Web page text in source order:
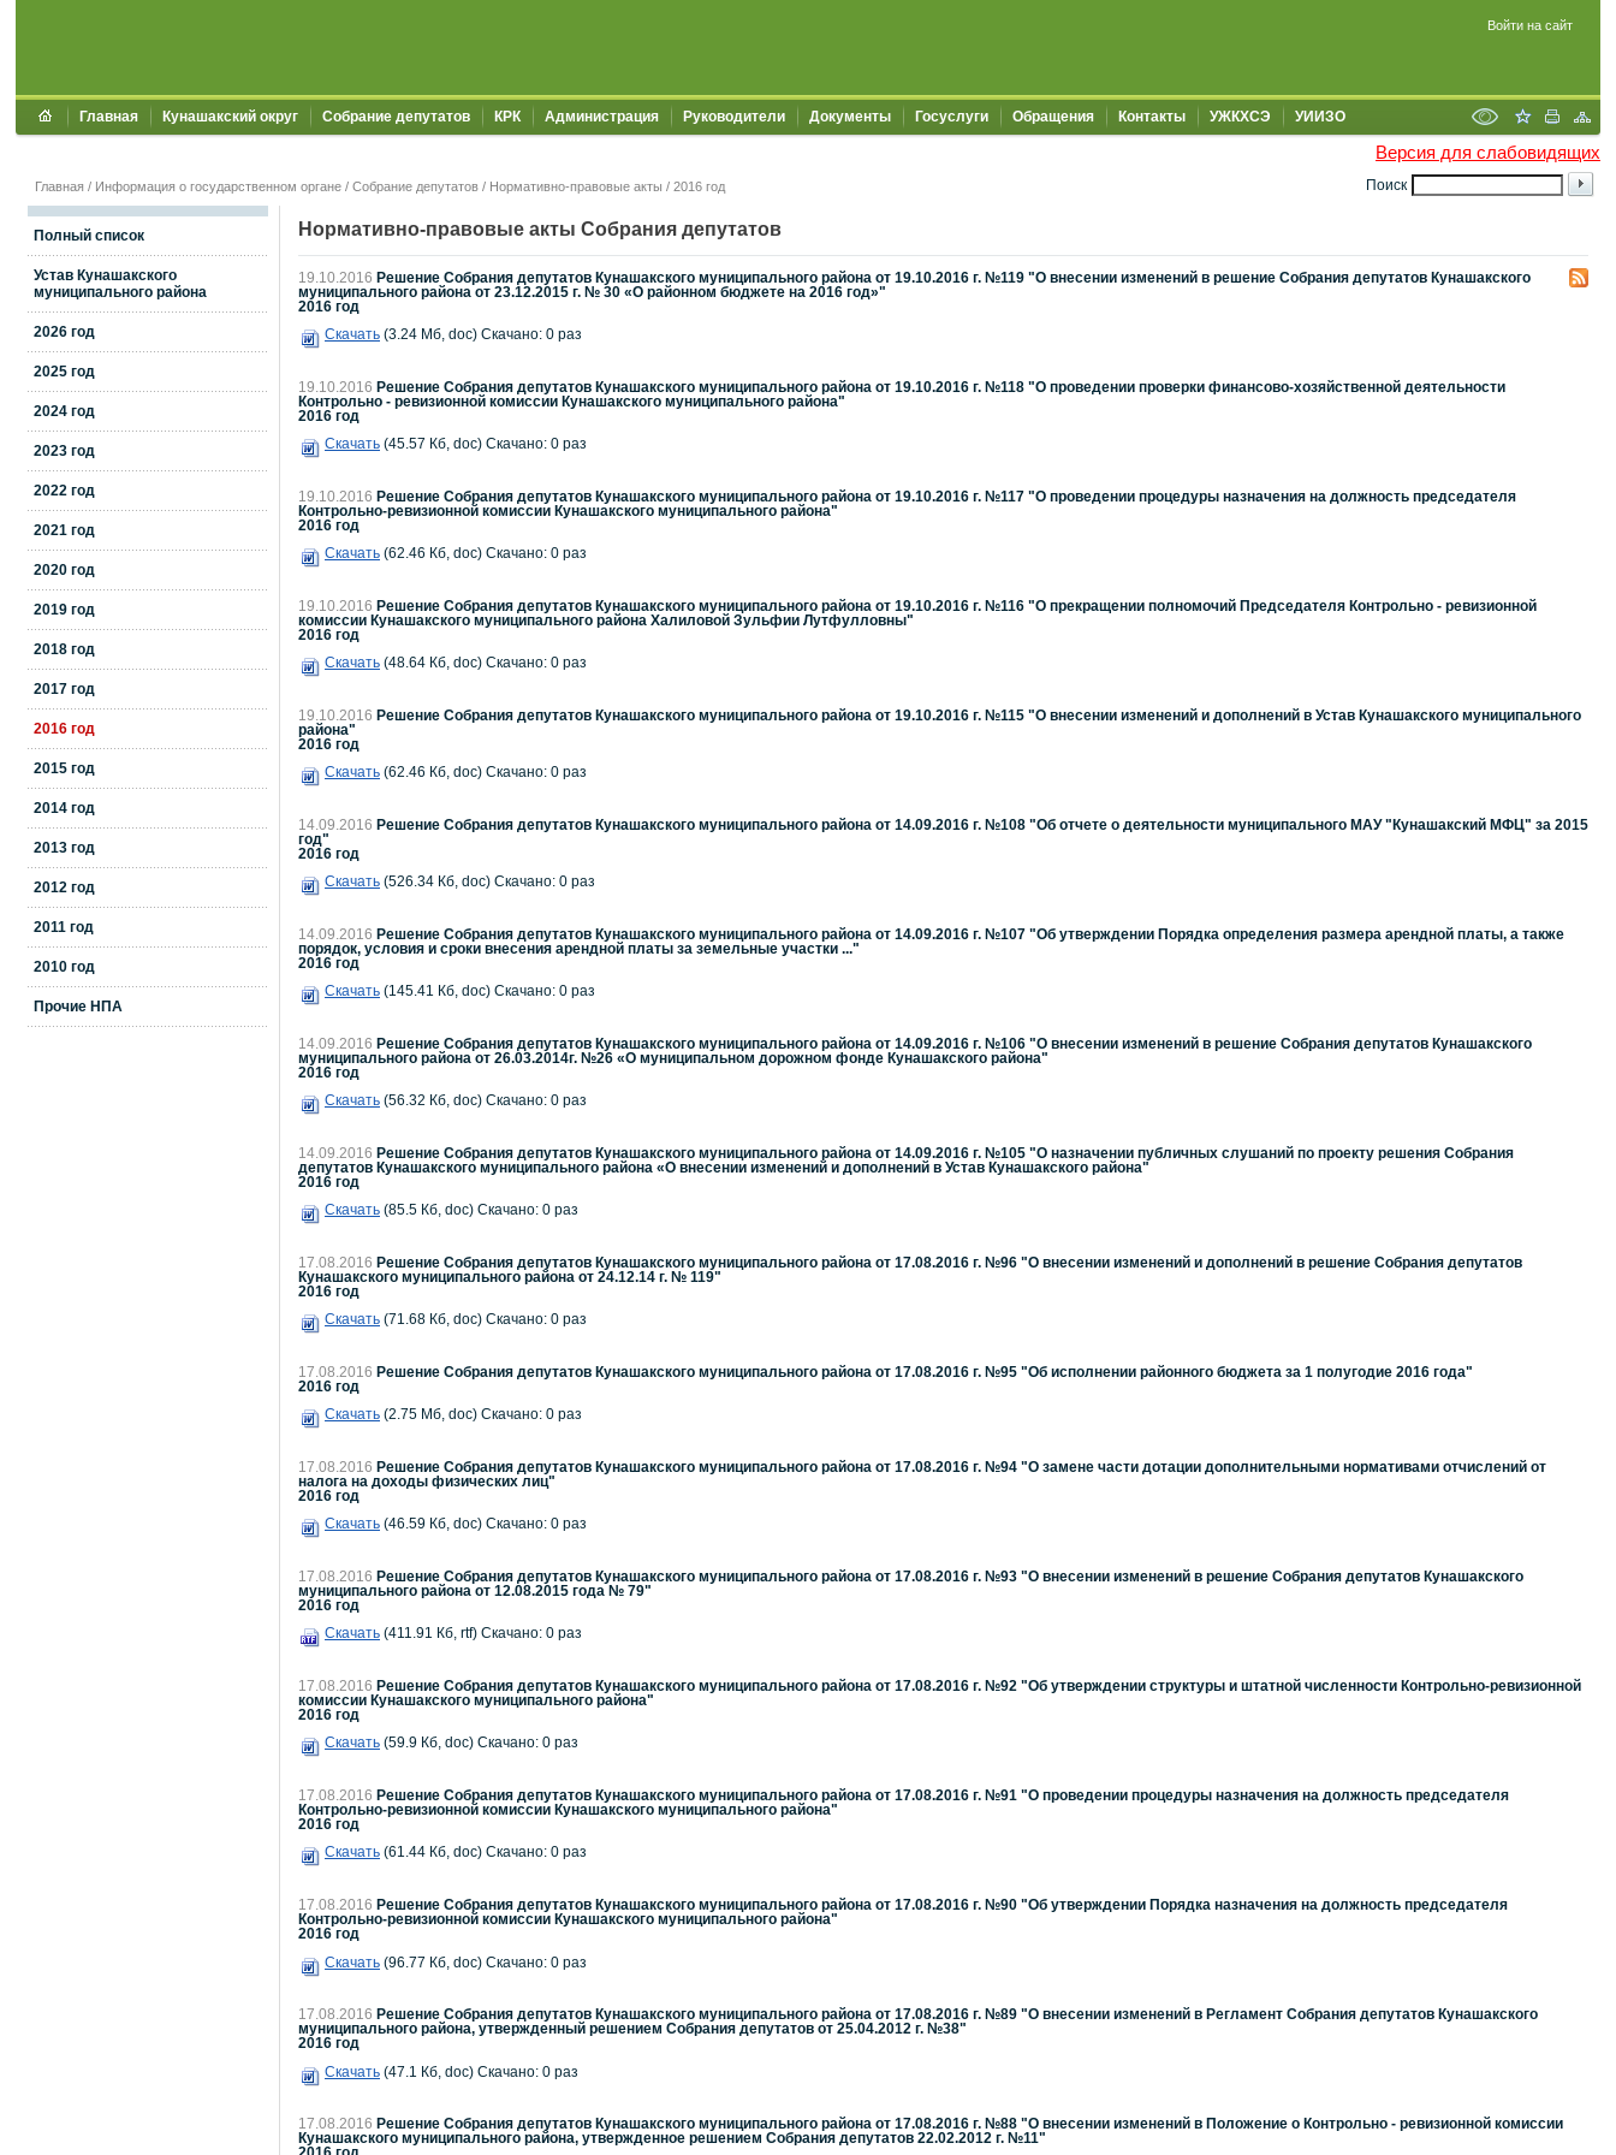
Войти на сайт
Главная Кунашакский округ Собрание депутатов КРК Администрация Руководители Документы Госуслуги Обращения Контакты УЖКХСЭ УИИЗО
Версия для слабовидящих
Поиск
Главная / Информация о государственном органе / Собрание депутатов / Нормативно-правовые акты / 2016 год
Полный список
Устав Кунашакского
муниципального района
2026 год
2025 год
2024 год
2023 год
2022 год
2021 год
2020 год
2019 год
2018 год
2017 год
2016 год
2015 год
2014 год
2013 год
2012 год
2011 год
2010 год
Прочие НПА
Нормативно-правовые акты Собрания депутатов
19.10.2016 Решение Собрания депутатов Кунашакского муниципального района от 19.10.2016 г. №119 "О внесении изменений в решение Собрания депутатов Кунашакского
муниципального района от 23.12.2015 г. № 30 «О районном бюджете на 2016 год»"
2016 год
Скачать (3.24 Мб, doc) Скачано: 0 раз
19.10.2016 Решение Собрания депутатов Кунашакского муниципального района от 19.10.2016 г. №118 "О проведении проверки финансово-хозяйственной деятельности
Контрольно - ревизионной комиссии Кунашакского муниципального района"
2016 год
Скачать (45.57 Кб, doc) Скачано: 0 раз
19.10.2016 Решение Собрания депутатов Кунашакского муниципального района от 19.10.2016 г. №117 "О проведении процедуры назначения на должность председателя
Контрольно-ревизионной комиссии Кунашакского муниципального района"
2016 год
Скачать (62.46 Кб, doc) Скачано: 0 раз
19.10.2016 Решение Собрания депутатов Кунашакского муниципального района от 19.10.2016 г. №116 "О прекращении полномочий Председателя Контрольно - ревизионной
комиссии Кунашакского муниципального района Халиловой Зульфии Лутфулловны"
2016 год
Скачать (48.64 Кб, doc) Скачано: 0 раз
19.10.2016 Решение Собрания депутатов Кунашакского муниципального района от 19.10.2016 г. №115 "О внесении изменений и дополнений в Устав Кунашакского муниципального
района"
2016 год
Скачать (62.46 Кб, doc) Скачано: 0 раз
14.09.2016 Решение Собрания депутатов Кунашакского муниципального района от 14.09.2016 г. №108 "Об отчете о деятельности муниципального МАУ "Кунашакский МФЦ" за 2015
год"
2016 год
Скачать (526.34 Кб, doc) Скачано: 0 раз
14.09.2016 Решение Собрания депутатов Кунашакского муниципального района от 14.09.2016 г. №107 "Об утверждении Порядка определения размера арендной платы, а также
порядок, условия и сроки внесения арендной платы за земельные участки ..."
2016 год
Скачать (145.41 Кб, doc) Скачано: 0 раз
14.09.2016 Решение Собрания депутатов Кунашакского муниципального района от 14.09.2016 г. №106 "О внесении изменений в решение Собрания депутатов Кунашакского
муниципального района от 26.03.2014г. №26 «О муниципальном дорожном фонде Кунашакского района"
2016 год
Скачать (56.32 Кб, doc) Скачано: 0 раз
14.09.2016 Решение Собрания депутатов Кунашакского муниципального района от 14.09.2016 г. №105 "О назначении публичных слушаний по проекту решения Собрания
депутатов Кунашакского муниципального района «О внесении изменений и дополнений в Устав Кунашакского района"
2016 год
Скачать (85.5 Кб, doc) Скачано: 0 раз
17.08.2016 Решение Собрания депутатов Кунашакского муниципального района от 17.08.2016 г. №96 "О внесении изменений и дополнений в решение Собрания депутатов
Кунашакского муниципального района от 24.12.14 г. № 119"
2016 год
Скачать (71.68 Кб, doc) Скачано: 0 раз
17.08.2016 Решение Собрания депутатов Кунашакского муниципального района от 17.08.2016 г. №95 "Об исполнении районного бюджета за 1 полугодие 2016 года"
2016 год
Скачать (2.75 Мб, doc) Скачано: 0 раз
17.08.2016 Решение Собрания депутатов Кунашакского муниципального района от 17.08.2016 г. №94 "О замене части дотации дополнительными нормативами отчислений от
налога на доходы физических лиц"
2016 год
Скачать (46.59 Кб, doc) Скачано: 0 раз
17.08.2016 Решение Собрания депутатов Кунашакского муниципального района от 17.08.2016 г. №93 "О внесении изменений в решение Собрания депутатов Кунашакского
муниципального района от 12.08.2015 года № 79"
2016 год
Скачать (411.91 Кб, rtf) Скачано: 0 раз
17.08.2016 Решение Собрания депутатов Кунашакского муниципального района от 17.08.2016 г. №92 "Об утверждении структуры и штатной численности Контрольно-ревизионной
комиссии Кунашакского муниципального района"
2016 год
Скачать (59.9 Кб, doc) Скачано: 0 раз
17.08.2016 Решение Собрания депутатов Кунашакского муниципального района от 17.08.2016 г. №91 "О проведении процедуры назначения на должность председателя
Контрольно-ревизионной комиссии Кунашакского муниципального района"
2016 год
Скачать (61.44 Кб, doc) Скачано: 0 раз
17.08.2016 Решение Собрания депутатов Кунашакского муниципального района от 17.08.2016 г. №90 "Об утверждении Порядка назначения на должность председателя
Контрольно-ревизионной комиссии Кунашакского муниципального района"
2016 год
Скачать (96.77 Кб, doc) Скачано: 0 раз
17.08.2016 Решение Собрания депутатов Кунашакского муниципального района от 17.08.2016 г. №89 "О внесении изменений в Регламент Собрания депутатов Кунашакского
муниципального района, утвержденный решением Собрания депутатов от 25.04.2012 г. №38"
2016 год
Скачать (47.1 Кб, doc) Скачано: 0 раз
17.08.2016 Решение Собрания депутатов Кунашакского муниципального района от 17.08.2016 г. №88 "О внесении изменений в Положение о Контрольно - ревизионной комиссии
Кунашакского муниципального района, утвержденное решением Собрания депутатов 22.02.2012 г. №11"